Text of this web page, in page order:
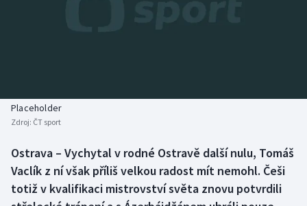
Biatlon
Box
Aplikace ČT sport
Placeholder
Zdroj: ČT sport
Ostrava – Vychytal v rodné Ostravě další nulu, Tomáš
Vaclík z ní však příliš velkou radost mít nemohl. Češi
totiž v kvalifikaci mistrovství světa znovu potvrdili